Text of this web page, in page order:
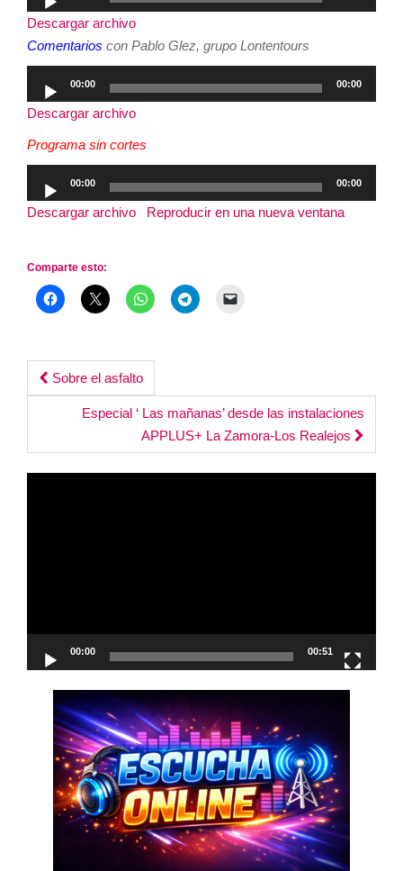
de
audio
Descargar archivo
Comentarios con Pablo Glez, grupo Lontentours
de
audio
00:00 00:00
Descargar archivo
Programa sin cortes
de
audio
00:00 00:00
Descargar archivo Reproducir en una nueva ventana
Comparte esto:
Post
navigation
Sobre el asfalto
Especial ‘ Las mañanas’ desde las instalaciones
APPLUS+ La Zamora-Los Realejos
00:00 00:51